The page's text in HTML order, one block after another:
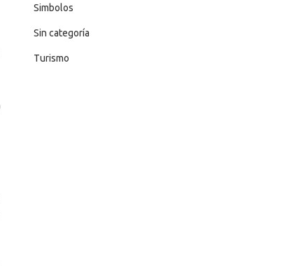
Simbolos
Sin categoría
Turismo